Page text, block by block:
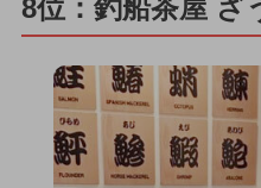
8位：釣船茶屋 ざ